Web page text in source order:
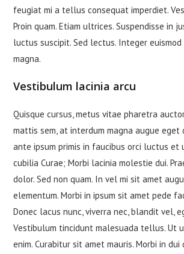
feugiat mi a tellus consequat imperdiet.
Proin quam. Etiam ultrices. Suspendisse in
luctus suscipit. Sed lectus. Integer
magna.
Vestibulum lacinia arcu
Quisque cursus, metus vitae pharetra
mattis sem, at interdum magna augue eget
ante ipsum primis in faucibus orci luctus et
cubilia Curae; Morbi lacinia molestie dui.
dolor. Sed non quam. In vel mi sit amet
elementum. Morbi in ipsum sit amet pede
Donec lacus nunc, viverra nec, blandit vel,
Vestibulum tincidunt malesuada tellus. Ut
enim. Curabitur sit amet mauris. Morbi in